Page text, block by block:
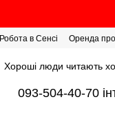
Робота в Сенсі Оренда
Хороші люди читають
093-504-40-70